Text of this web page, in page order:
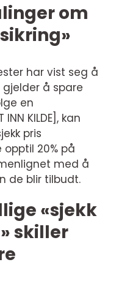
om
har vist seg å
å spare
en
KILDE], kan
pris
20% på
med å
de blir tilbudt.
«sjekk
skiller